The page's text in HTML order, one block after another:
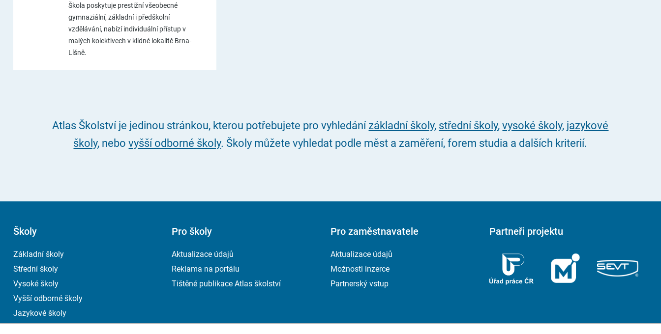
Škola poskytuje prestižní všeobecné
gymnaziální, základní i předškolní
vzdělávání, nabízí individuální přístup v
malých kolektivech v klidné lokalitě Brna-
Líšně.
Atlas Školství je jedinou stránkou, kterou potřebujete pro vyhledání základní školy, střední školy,vysoké školy, jazykové
školy, nebovyšší odborné školy. Školy můžete vyhledat podle měst a zaměření, forem studia a dalších kriterií.
Školy
Základní školy
Střední školy
Vysoké školy
Vyšší odborné školy
Jazykové školy
Pro školy
Aktualizace údajů
Reklama na portálu
Tištěné publikace Atlas školství
Pro zaměstnavatele
Aktualizace údajů
Možnosti inzerce
Partnerský vstup
Partneři projektu